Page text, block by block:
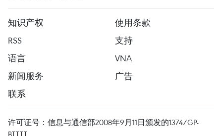
知识产权
使用条款
RSS
支持
语言
VNA
新闻服务
广告
联系
许可证号：信息与通信部2008年9月11日颁发的1374/GP-
BTTTT。